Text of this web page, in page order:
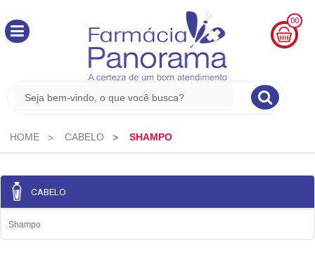
00
0,00
HOME CABELO SHAMPO
CABELO
Shampo